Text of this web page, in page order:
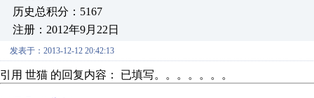
历史总积分：5167
注册：2012年9月22日
发表于：2013-12-12 20:42:13
引用 世猫 的回复内容： 已填写。。。。。。。